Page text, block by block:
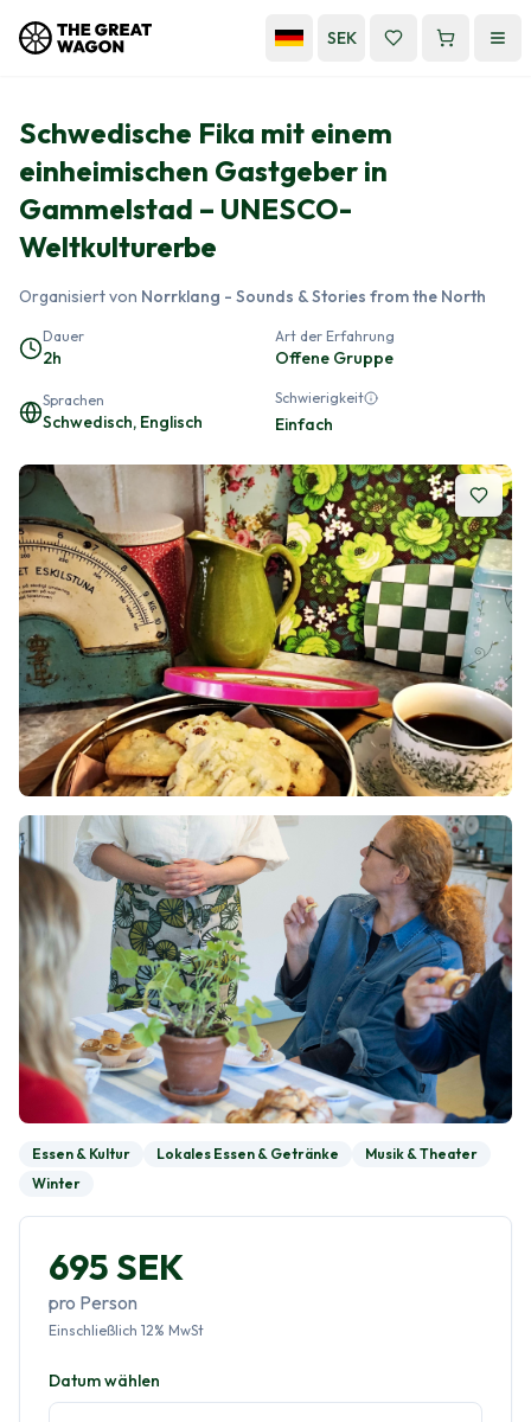
SEK
Schwedische Fika mit einem
einheimischen Gastgeber in
Gammelstad – UNESCO-
Weltkulturerbe
Organisiert von Norrklang - Sounds & Stories from the North
Dauer
2h
Art der Erfahrung
Offene Gruppe
Sprachen
Schwedisch, Englisch
Schwierigkeit
Einfach
Essen & Kultur Lokales Essen & Getränke
Musik & Theater
Winter
695 SEK
pro Person
Einschließlich 12% MwSt
Datum wählen